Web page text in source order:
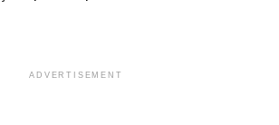
ADVERTISEMENT